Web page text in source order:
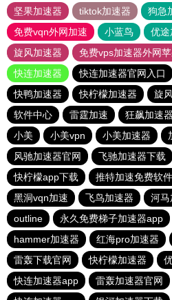
坚果加速器
tiktok加速器
狗急
免费vqn外网加速
小蓝鸟 优途
旋风加速器
免费vps加速器外网
快连加速器
快连加速器官网入口
快鸭加速器
快柠檬加速器 旋
软件中心
雷霆加速 狂飙加速器
小美
小美vpn 小美加速器
风驰加速器官网
飞驰加速器下载
快柠檬app下载
推特加速免费软件
黑洞vqn加速
飞鸟加速器 河马
outline
永久免费梯子加速器app
hammer加速器
红海pro加速器
雷轰下载官网
快柠檬加速器
快连加速器app
雷轰加速器官网